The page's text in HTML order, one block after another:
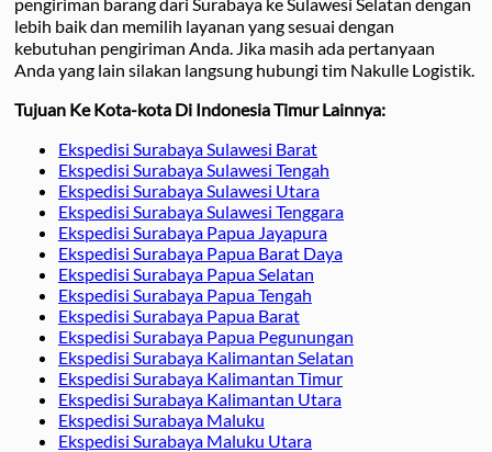
lebih baik dan memilih layanan yang sesuai dengan
kebutuhan pengiriman Anda. Jika masih ada pertanyaan
Anda yang lain silakan langsung hubungi tim Nakulle Logistik.
Tujuan Ke Kota-kota Di Indonesia Timur Lainnya:
Ekspedisi Surabaya Sulawesi Barat
Ekspedisi Surabaya Sulawesi Tengah
Ekspedisi Surabaya Sulawesi Utara
Ekspedisi Surabaya Sulawesi Tenggara
Ekspedisi Surabaya Papua Jayapura
Ekspedisi Surabaya Papua Barat Daya
Ekspedisi Surabaya Papua Selatan
Ekspedisi Surabaya Papua Tengah
Ekspedisi Surabaya Papua Barat
Ekspedisi Surabaya Papua Pegunungan
Ekspedisi Surabaya Kalimantan Selatan
Ekspedisi Surabaya Kalimantan Timur
Ekspedisi Surabaya Kalimantan Utara
Ekspedisi Surabaya Maluku
Ekspedisi Surabaya Maluku Utara